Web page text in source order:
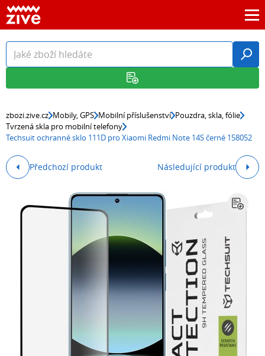
zbozi.zive.cz Mobily, GPS Mobilní příslušenství Pouzdra, skla, fólie
Tvrzená skla pro mobilní telefony
Techsuit ochranné sklo 111D pro Xiaomi Redmi Note 14S černé 158052
Předchozí produkt Následující produkt